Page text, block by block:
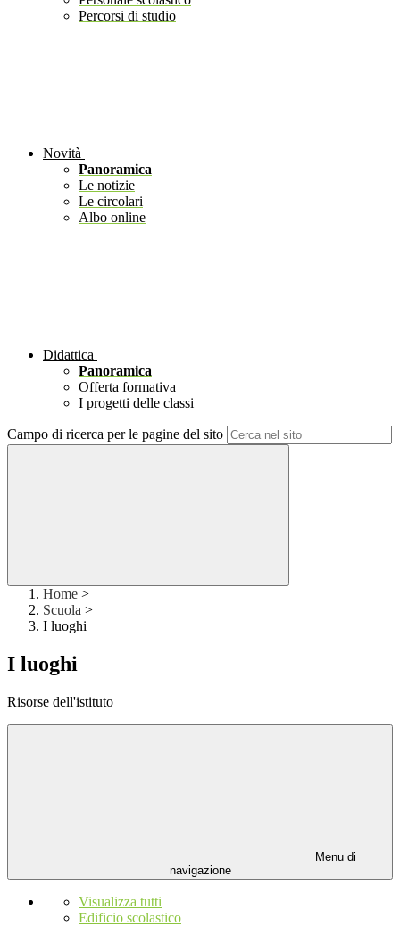
Percorsi di studio
Novità
Panoramica
Le notizie
Le circolari
Albo online
Didattica
Panoramica
Offerta formativa
I progetti delle classi
Campo di ricerca per le pagine del sito
Home >
Scuola >
I luoghi
I luoghi
Risorse dell'istituto
Menu di
navigazione
Visualizza tutti
Edificio scolastico